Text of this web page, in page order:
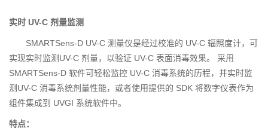
实时 UV-C 剂量监测
SMARTSens-D UV-C 测量仪是经过校准的 UV-C 辐照度计，可
实现实时监测UV-C 剂量，以验证 UV-C 表面消毒效果。 采用
SMARTSens-D 软件可轻松监控 UV-C 消毒系统的历程，并实时监
测UV-C 消毒系统剂量性能，或者使用提供的 SDK 将数字仪表作为
组件集成到 UVGI 系统软件中。
特点：